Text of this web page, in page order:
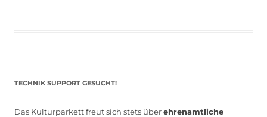
TECHNIK SUPPORT GESUCHT!
Das Kulturparkett freut sich stets überehrenamtliche